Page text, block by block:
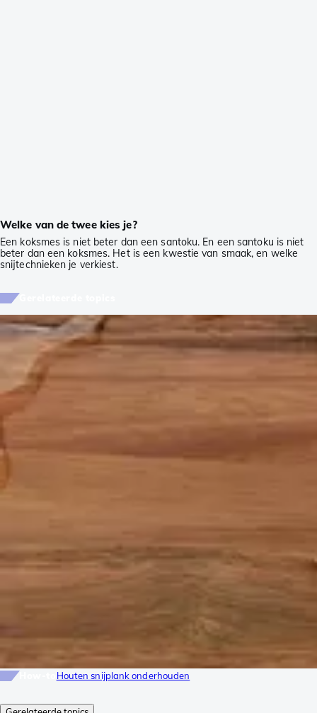
Welke van de twee kies je?
Een koksmes is niet beter dan een santoku. En een santoku is niet
beter dan een koksmes. Het is een kwestie van smaak, en welke
snijtechnieken je verkiest.
Houten snijplank onderhouden